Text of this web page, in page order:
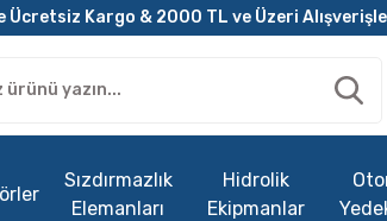
Ücretsiz Kargo & 2000 TL ve Üzeri
Sızdırmazlık
Elemanları
Hidrolik
Ekipmanlar